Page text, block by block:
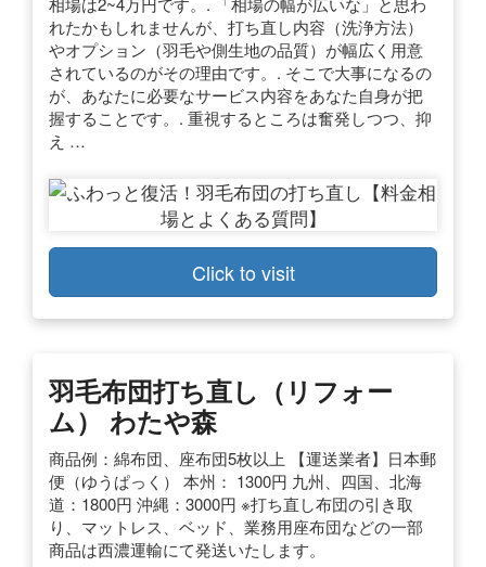
れたかもしれませんが、打ち直し内容（洗浄方法）
やオプション（羽毛や側生地の品質）が幅広く用意
されているのがその理由です。. そこで大事になるの
が、あなたに必要なサービス内容をあなた自身が把
握することです。. 重視するところは奮発しつつ、抑
え …
Click to visit
羽毛布団打ち直し（リフォー
ム） わたや森
商品例：綿布団、座布団5枚以上 【運送業者】日本郵
便（ゆうぱっく） 本州： 1300円 九州、四国、北海
道：1800円 沖縄：3000円 ※打ち直し布団の引き取
り、マットレス、ベッド、業務用座布団などの一部
商品は西濃運輸にて発送いたします。